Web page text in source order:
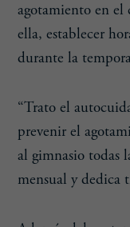
agotamiento en el
ella, establecer
durante la
“Trato el
prevenir el
al gimnasio todas
mensual y dedica